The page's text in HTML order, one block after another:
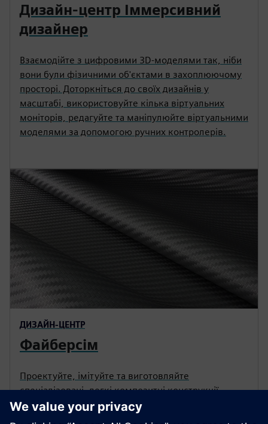
Дизайн-центр Іммерсивний
дизайнер
Взаємодійте з цифровими 3D-моделями так, ніби
вони були фізичними об'єктами в захоплюючому
просторі. Доторкніться до своїх дизайнів у
масштабі, використовуйте кілька віртуальних
моніторів, редагуйте та маніпулюйте віртуальними
моделями за допомогою ручних контролерів.
ДИЗАЙН-ЦЕНТР
Файберсім
Проектуйте, імітуйте та виготовляйте
спеціалізовані, легкі композитні конструкції
ефективно та точно в середовищі Designcenter.